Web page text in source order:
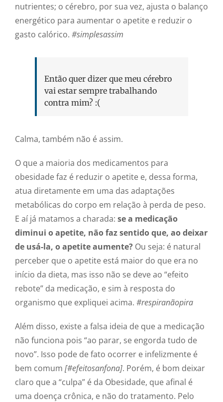
nutrientes; o cérebro, por sua vez, ajusta o balanço
energético para aumentar o apetite e reduzir o
gasto calórico. #simplesassim
Então quer dizer que meu cérebro
vai estar sempre trabalhando
contra mim? :(
Calma, também não é assim.
O que a maioria dos medicamentos para
obesidade faz é reduzir o apetite e, dessa forma,
atua diretamente em uma das adaptações
metabólicas do corpo em relação à perda de peso.
E aí já matamos a charada: se a medicação
diminui o apetite, não faz sentido que, ao deixar
de usá-la, o apetite aumente? Ou seja: é natural
perceber que o apetite está maior do que era no
início da dieta, mas isso não se deve ao “efeito
rebote” da medicação, e sim à resposta do
organismo que expliquei acima. #respiranãopira
Além disso, existe a falsa ideia de que a medicação
não funciona pois “ao parar, se engorda tudo de
novo”. Isso pode de fato ocorrer e infelizmente é
bem comum [#efeitosanfona]. Porém, é bom deixar
claro que a “culpa” é da Obesidade, que afinal é
uma doença crônica, e não do tratamento. Pelo